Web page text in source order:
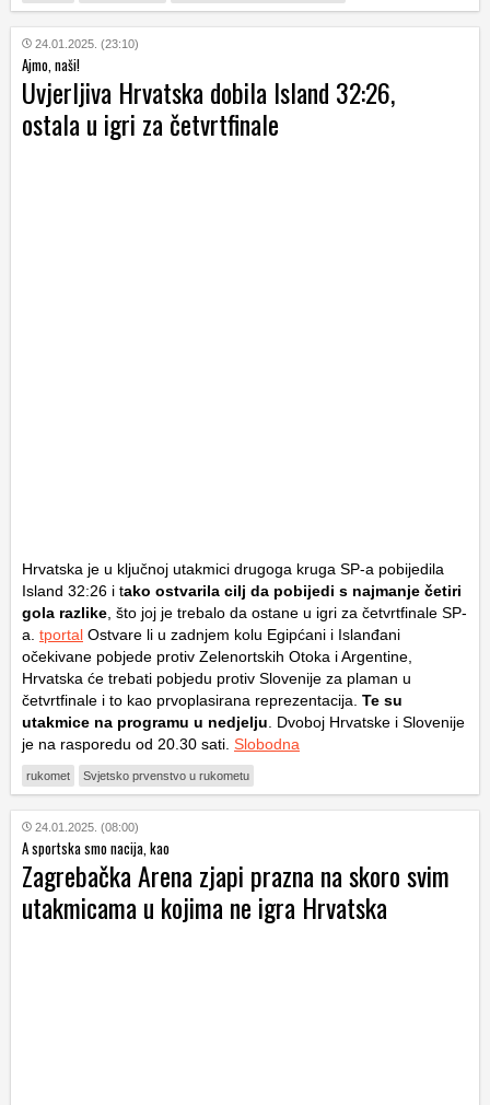
24.01.2025. (23:10)
Ajmo, naši!
Uvjerljiva Hrvatska dobila Island 32:26,
ostala u igri za četvrtfinale
Hrvatska je u ključnoj utakmici drugoga kruga SP-a pobijedila
Island 32:26 i tako ostvarila cilj da pobijedi s najmanje četiri
gola razlike , što joj je trebalo da ostane u igri za četvrtfinale SP-
a. tportal Ostvare li u zadnjem kolu Egipćani i Islanđani
očekivane pobjede protiv Zelenortskih Otoka i Argentine,
Hrvatska će trebati pobjedu protiv Slovenije za plaman u
četvrtfinale i to kao prvoplasirana reprezentacija. Te su
utakmice na programu u nedjelju . Dvoboj Hrvatske i Slovenije
je na rasporedu od 20.30 sati. Slobodna
rukomet Svjetsko prvenstvo u rukometu
24.01.2025. (08:00)
A sportska smo nacija, kao
Zagrebačka Arena zjapi prazna na skoro svim
utakmicama u kojima ne igra Hrvatska